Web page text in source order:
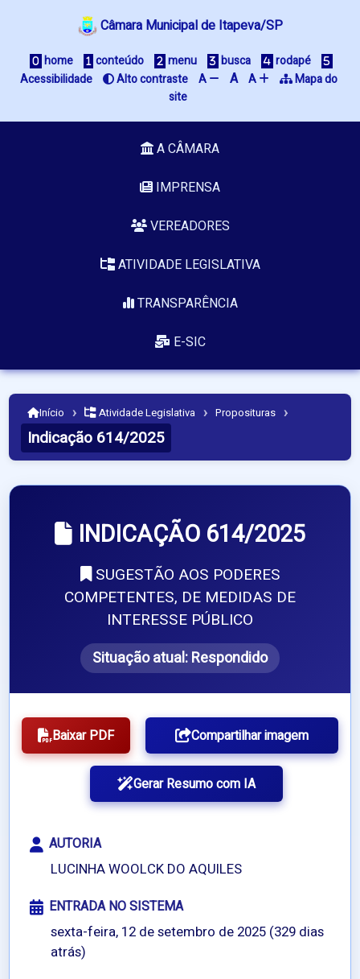
Câmara Municipal de Itapeva/SP
home conteúdo menu busca
rodapé
Acessibilidade
Alto contraste A A A
Mapa do
site
A CÂMARA
IMPRENSA
VEREADORES
ATIVIDADE LEGISLATIVA
TRANSPARÊNCIA
E-SIC
Início › Atividade Legislativa › Proposituras ›
Indicação 614/2025
INDICAÇÃO 614/2025
SUGESTÃO AOS PODERES
COMPETENTES, DE MEDIDAS DE
INTERESSE PÚBLICO
Situação atual:Respondido
Baixar PDF Compartilhar imagem
Gerar Resumo com IA
AUTORIA
LUCINHA WOOLCK DO AQUILES
ENTRADA NO SISTEMA
sexta-feira, 12 de setembro de 2025 (329 dias
atrás)